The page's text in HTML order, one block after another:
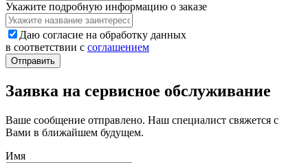
Укажите подробную информацию о заказе
Даю согласие на обработку данных
в соответствии с соглашением
Заявка на сервисное обслуживание
Ваше сообщение отправлено. Наш специалист свяжется с
Вами в ближайшем будущем.
Имя